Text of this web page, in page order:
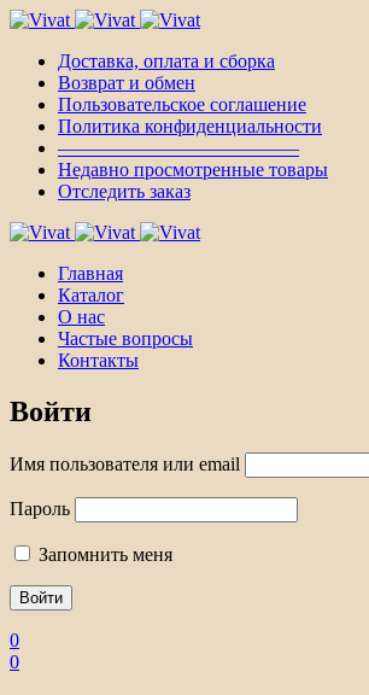
Доставка, оплата и сборка
Возврат и обмен
Пользовательское соглашение
Политика конфиденциальности
————————————–
Недавно просмотренные товары
Отследить заказ
Главная
Каталог
О нас
Частые вопросы
Контакты
Войти
Имя пользователя или email
Пароль
Запомнить меня
0
0